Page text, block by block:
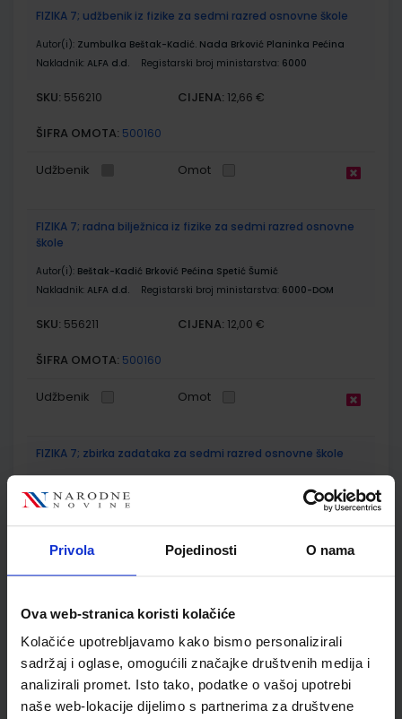
Privola Pojedinosti O nama
Ova web-stranica koristi kolačiće
Kolačiće upotrebljavamo kako bismo personalizirali
sadržaj i oglase, omogućili značajke društvenih medija i
analizirali promet. Isto tako, podatke o vašoj upotrebi
naše web-lokacije dijelimo s partnerima za društvene
FIZIKA 7; udžbenik iz fizike za sedmi razred osnovne škole
Autor(i): Zumbulka Beštak-Kadić. Nada Brković Planinka Pećina
Nakladnik: ALFA d.d. Registarski broj ministarstva: 6000
SKU: 556210 CIJENA: 12,66 €
ŠIFRA OMOTA: 500160
Udžbenik Omot
FIZIKA 7; radna bilježnica iz fizike za sedmi razred osnovne
škole
Autor(i): Beštak-Kadić Brković Pećina Spetić Šumić
Nakladnik: ALFA d.d. Registarski broj ministarstva: 6000-DOM
SKU: 556211 CIJENA: 12,00 €
ŠIFRA OMOTA: 500160
Udžbenik Omot
FIZIKA 7; zbirka zadataka za sedmi razred osnovne škole
Nakladnik:ALFA d.d. 6000-DOM2
ŠIFRA OMOTA:
Udžbenik Omot
KEMIJA 7; udžbenik kemije s dodatnim digitalnim sadržajima
u sedmom razredu osnovne škole
Autor(i):Lukić Marić Zerdun Trenčevska Varga Rupčić Petelinc